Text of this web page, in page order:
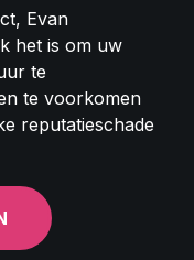
Evan
het is om uw
te
te voorkomen
reputatieschade